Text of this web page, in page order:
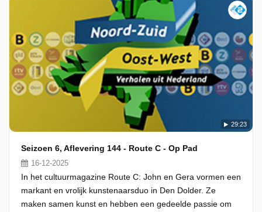
29:23
Seizoen 6, Aflevering 144 - Route C - Op Pad
16-12-2025
In het cultuurmagazine Route C: John en Gera vormen een
markant en vrolijk kunstenaarsduo in Den Dolder. Ze
maken samen kunst en hebben een gedeelde passie om